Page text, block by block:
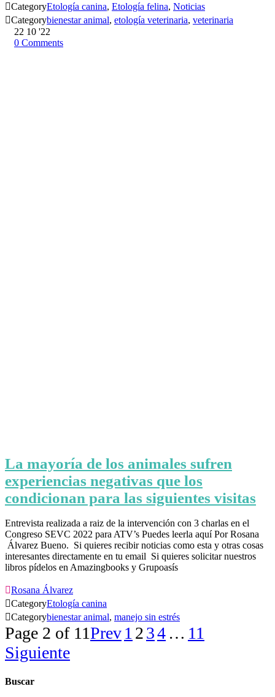
CategoryEtología canina, Etología felina, Noticias
Categorybienestar animal, etología veterinaria, veterinaria
22 10 '22
0 Comments
La mayoría de los animales sufren
experiencias negativas que los
condicionan para las siguientes visitas
Entrevista realizada a raiz de la intervención con 3 charlas en el
Congreso SEVC 2022 para ATV’s Puedes leerla aquí Por Rosana
Álvarez Bueno. Si quieres recibir noticias como esta y otras cosas
interesantes directamente en tu email Si quieres solicitar nuestros
libros pídelos en Amazingbooks y Grupoasís
Rosana Álvarez
CategoryEtología canina
Categorybienestar animal, manejo sin estrés
Page 2 of 11Prev1234 … 11
Siguiente
Buscar